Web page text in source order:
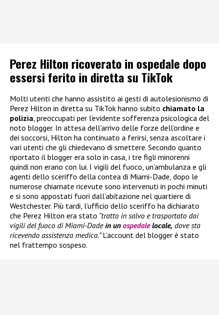
Perez Hilton ricoverato in ospedale dopo
essersi ferito in diretta su TikTok
Molti utenti che hanno assistito ai gesti di autolesionismo di
Perez Hilton in diretta su TikTok hanno subito chiamato la
polizia , preoccupati per l’evidente sofferenza psicologica del
noto blogger. In attesa dell’arrivo delle forze dell’ordine e
dei soccorsi, Hilton ha continuato a ferirsi, senza ascoltare i
vari utenti che gli chiedevano di smettere. Secondo quanto
riportato il blogger era solo in casa, i tre figli minorenni
quindi non erano con lui. I vigili del fuoco, un’ambulanza e gli
agenti dello sceriffo della contea di Miami-Dade, dopo le
numerose chiamate ricevute sono intervenuti in pochi minuti
e si sono appostati fuori dall’abitazione nel quartiere di
Westchester. Più tardi, l’ufficio dello sceriffo ha dichiarato
che Perez Hilton era stato “tratto in salvo e trasportato dai
vigili del fuoco di Miami-Dadein un ospedalelocale, dove sta
ricevendo assistenza medica.”L’account del blogger è stato
nel frattempo sospeso.